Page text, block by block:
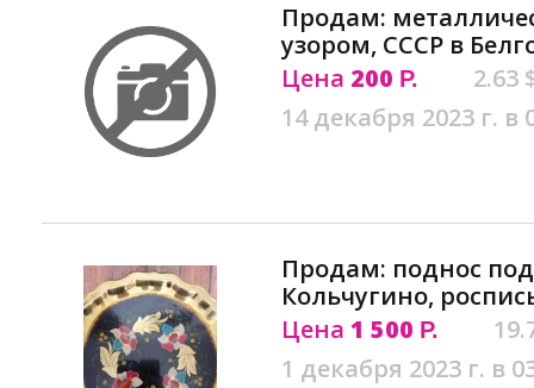
Продам:
узором, СССР в
Цена 200 Р.
2.63
14 декабря 2023 г. в
Продам: поднос
Кольчугино,
Цена 1 500 Р.
1 декабря 2023 г. в